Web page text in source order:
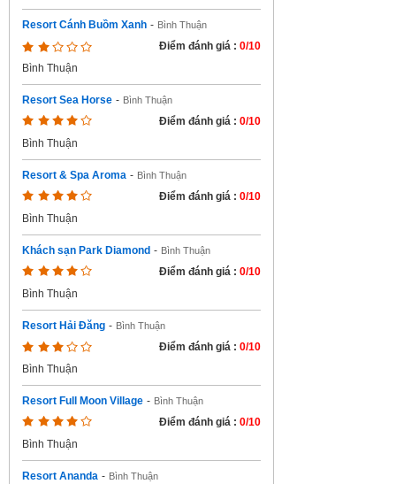
Resort Cánh Buồm Xanh - Bình Thuận
Điểm đánh giá : 0/10
Bình Thuận
Resort Sea Horse - Bình Thuận
Điểm đánh giá : 0/10
Bình Thuận
Resort & Spa Aroma - Bình Thuận
Điểm đánh giá : 0/10
Bình Thuận
Khách sạn Park Diamond - Bình Thuận
Điểm đánh giá : 0/10
Bình Thuận
Resort Hải Đăng - Bình Thuận
Điểm đánh giá : 0/10
Bình Thuận
Resort Full Moon Village - Bình Thuận
Điểm đánh giá : 0/10
Bình Thuận
Resort Ananda - Bình Thuận